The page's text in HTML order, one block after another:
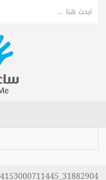
31882904_10214153000711445_2006628026569195520_n